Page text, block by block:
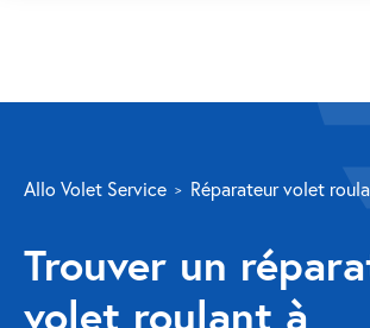
Volet roulant
Réparation
Volet roulant Velux
Allo Volet Service Réparateur volet
Trouver un
volet roulant à